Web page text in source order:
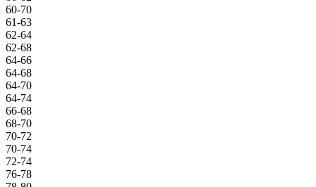
60-70
61-63
62-64
62-68
64-66
64-68
64-70
64-74
66-68
68-70
70-72
70-74
72-74
76-78